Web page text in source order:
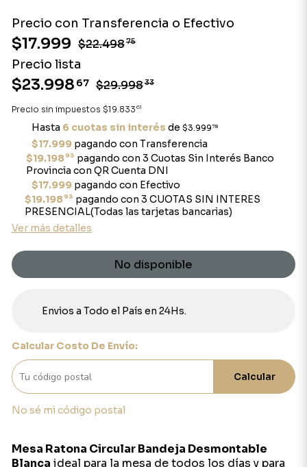
Precio con Transferencia o Efectivo
$17.999 $22.49875
Precio lista
$23.998 67 $29.99833
Precio sin impuestos $19.833 61
Hasta 6 cuotas sin interés de $3.999 78
$17.999pagando con Transferencia
$19.19893 pagando con 3 Cuotas Sin Interés Banco
Provincia con QR Cuenta DNI
$17.999pagando con Efectivo
$19.19893 pagando con 3 CUOTAS SIN INTERES
PRESENCIAL(Todas las tarjetas bancarias)
Ver más detalles
No disponible
Envios a Todo el País en 24Hs.
Calcular Costo De Envío:
Calcular
No sé mi código postal
Mesa Ratona Circular Bandeja Desmontable
Blanca ideal para la mesa de todos los días y para